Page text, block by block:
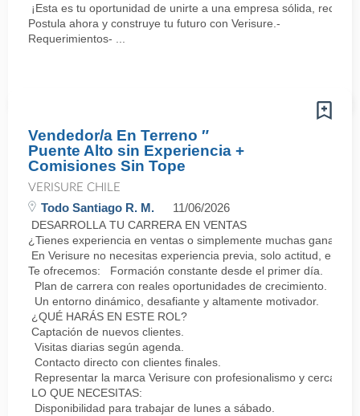
¡Esta es tu oportunidad de unirte a una empresa sólida,
Postula ahora y construye tu futuro con Verisure.-
Requerimientos- ...
Vendedor/a En Terreno ″
Puente Alto sin Experiencia +
Comisiones Sin Tope
VERISURE CHILE
Todo Santiago R. M. 11/06/2026
DESARROLLA TU CARRERA EN VENTAS
¿Tienes experiencia en ventas o simplemente muchas ganas
En Verisure no necesitas experiencia previa, solo actitud,
Te ofrecemos: Formación constante desde el primer día.
Plan de carrera con reales oportunidades de crecimiento.
Un entorno dinámico, desafiante y altamente motivador.
¿QUÉ HARÁS EN ESTE ROL?
Captación de nuevos clientes.
Visitas diarias según agenda.
Contacto directo con clientes finales.
Representar la marca Verisure con profesionalismo y cercanía.
LO QUE NECESITAS:
Disponibilidad para trabajar de lunes a sábado.